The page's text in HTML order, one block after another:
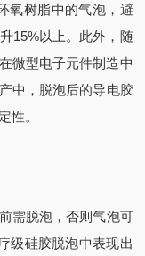
氧树脂中的气泡，避
15%以上。此外，随
微型电子元件制造中
中，脱泡后的导电胶
性。
需脱泡，否则气泡可
级硅胶脱泡中表现出